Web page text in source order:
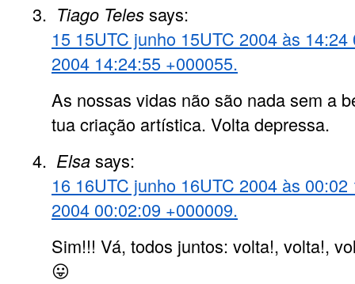
Tiago Telessays:
15 15UTC junho 15UTC 2004 às 14:24
2004 14:24:55 +000055.
As nossas vidas não são nada sem a
tua criação artística. Volta depressa.
Elsasays:
16 16UTC junho 16UTC 2004 às
2004 00:02:09 +000009.
Sim!!! Vá, todos juntos: volta!, volta!,
😛